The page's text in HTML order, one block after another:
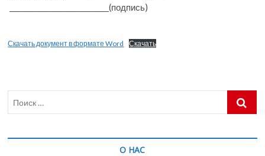
____________________________(подпись)
Скачать документ в формате Word Скачать
Поиск
О НАС